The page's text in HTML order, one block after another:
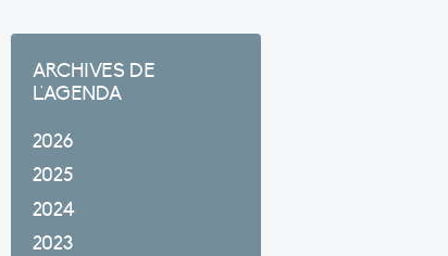
ARCHIVES DE
L'AGENDA
2026
2025
2024
2023